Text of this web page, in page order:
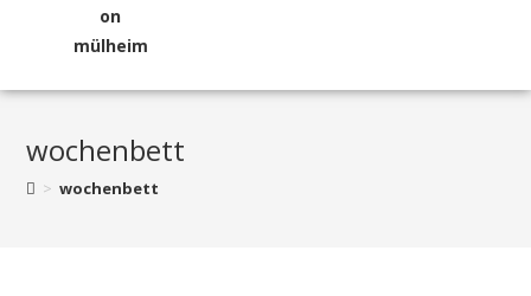
wochenbett
> wochenbett